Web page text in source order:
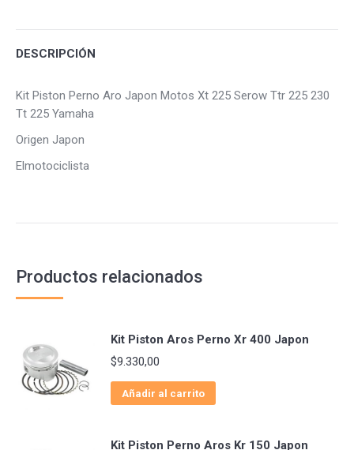
DESCRIPCIÓN
Kit Piston Perno Aro Japon Motos Xt 225 Serow Ttr 225 230
Tt 225 Yamaha
Origen Japon
Elmotociclista
Productos relacionados
Kit Piston Aros Perno Xr 400 Japon
$9.330,00
Añadir al carrito
Kit Piston Perno Aros Kr 150 Japon